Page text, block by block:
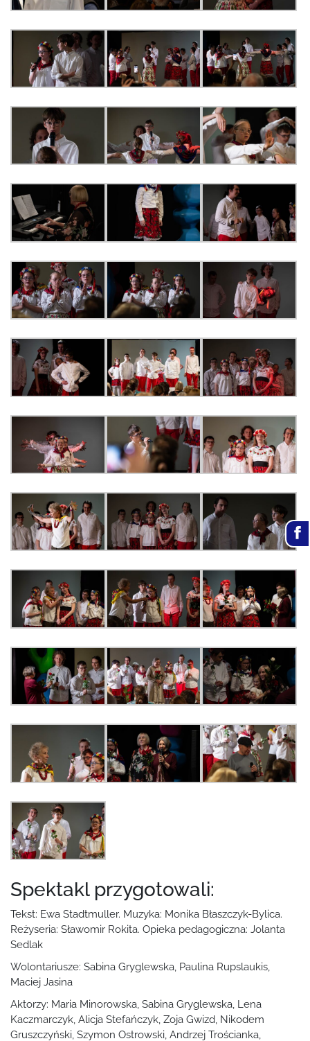
Spektakl przygotowali:
Tekst: Ewa Stadtmuller. Muzyka: Monika Błaszczyk-Bylica.
Reżyseria: Sławomir Rokita. Opieka pedagogiczna: Jolanta
Sedlak
Wolontariusze: Sabina Gryglewska, Paulina Rupslaukis,
Maciej Jasina
Aktorzy: Maria Minorowska, Sabina Gryglewska, Lena
Kaczmarczyk, Alicja Stefańczyk, Zoja Gwizd, Nikodem
Gruszczyński, Szymon Ostrowski, Andrzej Trościanka,